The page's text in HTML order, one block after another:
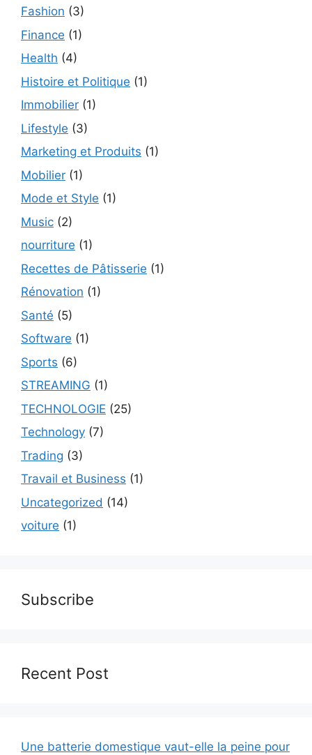
Fashion (3)
Finance (1)
Health (4)
Histoire et Politique (1)
Immobilier (1)
Lifestyle (3)
Marketing et Produits (1)
Mobilier (1)
Mode et Style (1)
Music (2)
nourriture (1)
Recettes de Pâtisserie (1)
Rénovation (1)
Santé (5)
Software (1)
Sports (6)
STREAMING (1)
TECHNOLOGIE (25)
Technology (7)
Trading (3)
Travail et Business (1)
Uncategorized (14)
voiture (1)
Subscribe
Recent Post
Une batterie domestique vaut-elle la peine pour